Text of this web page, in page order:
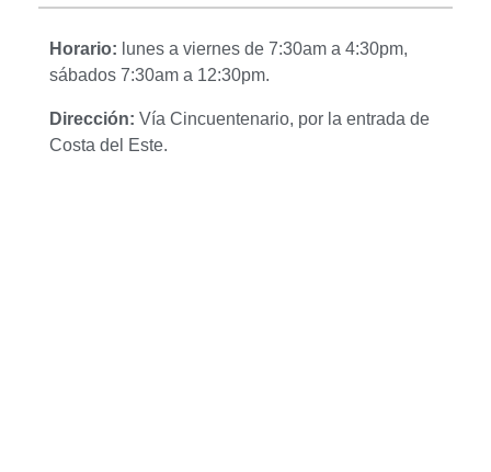
Horario: lunes a viernes de 7:30am a 4:30pm,
sábados 7:30am a 12:30pm.
Dirección: Vía Cincuentenario, por la entrada de
Costa del Este.